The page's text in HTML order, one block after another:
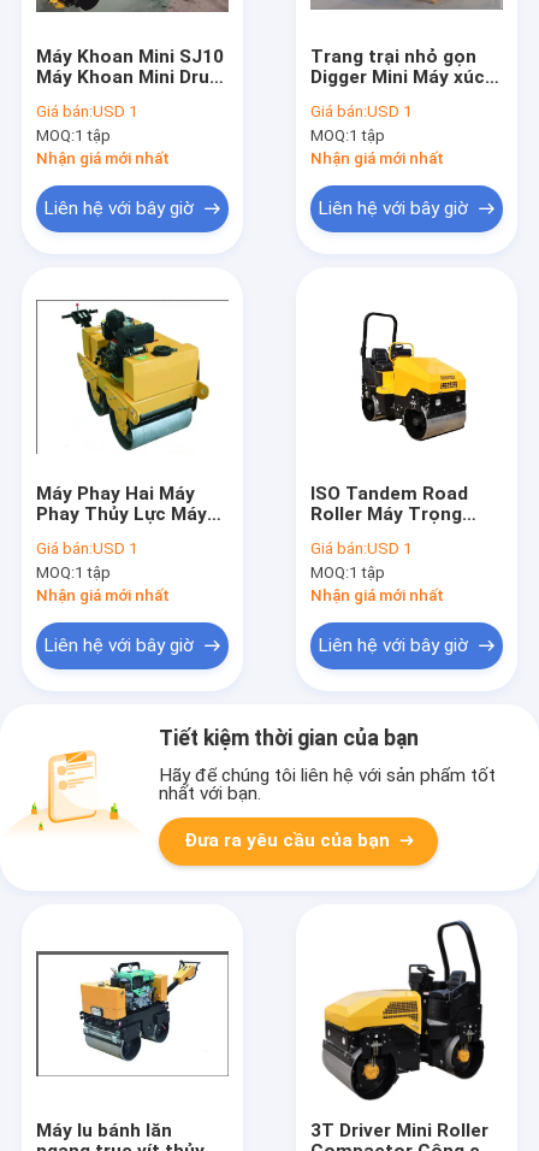
Máy Khoan Mini SJ10
Máy Khoan Mini Drum
Nhỏ 950kgs
Giá bán:USD 1
MOQ:1 tập
Nhận giá mới nhất
Liên hệ với bây giờ
Trang trại nhỏ gọn
Digger Mini Máy xúc
Khai quật 900kgs
Giá bán:USD 1
MOQ:1 tập
Nhận giá mới nhất
Liên hệ với bây giờ
Máy Phay Hai Máy
Phay Thủy Lực Máy
/ Vật Liệu Thép
600kg
Giá bán:USD 1
MOQ:1 tập
Nhận giá mới nhất
Liên hệ với bây giờ
ISO Tandem Road
Roller Máy Trọng
Diesel Bảo hành một
năm 1.3-1.5ton
Giá bán:USD 1
MOQ:1 tập
Nhận giá mới nhất
Liên hệ với bây giờ
Tiết kiệm thời gian của bạn
Hãy để chúng tôi liên hệ với sản phẩm tốt
nhất với bạn.
Đưa ra yêu cầu của bạn
Máy lu bánh lăn
3T Driver Mini Roller